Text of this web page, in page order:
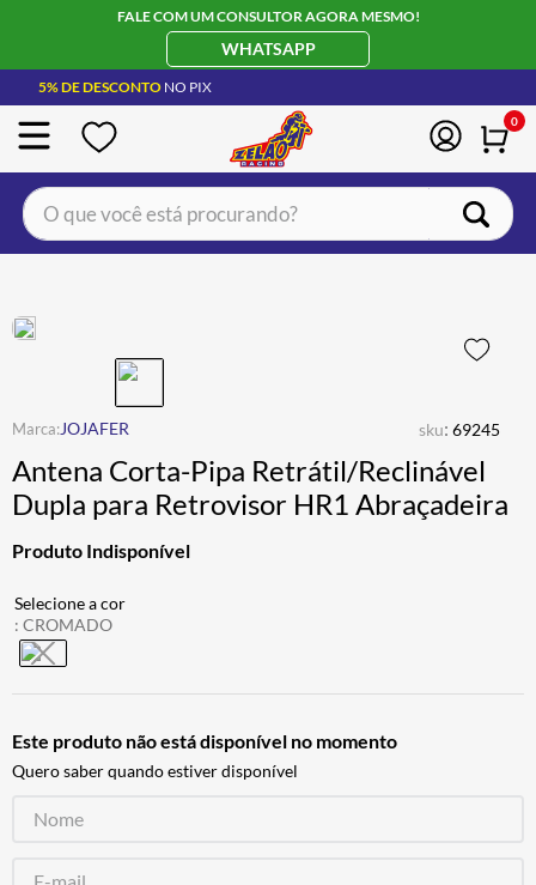
FALE COM UM CONSULTOR AGORA MESMO!
WHATSAPP
5% DE DESCONTO NO PIX
0
O que você está procurando?
JOJAFER sku: 69245
Antena Corta-Pipa Retrátil/Reclinável
Dupla para Retrovisor HR1 Abraçadeira
Produto Indisponível
: CROMADO
Este produto não está disponível no momento
Quero saber quando estiver disponível
JAQUETA
4º ÓCULOS SOLAR
5º LUVA
6º BAU
7º ALPINESTAR
8º AIROH
9º CALÇA